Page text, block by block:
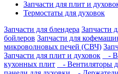
Запчасти для плит и
Термостаты для духовок
Запчасти для блендера Запчасти
бойлеров Запчасти для
микроволновых печей (СВЧ)
Запчасти для плит и духовок
-
кухонных плит
- Вентиляторы